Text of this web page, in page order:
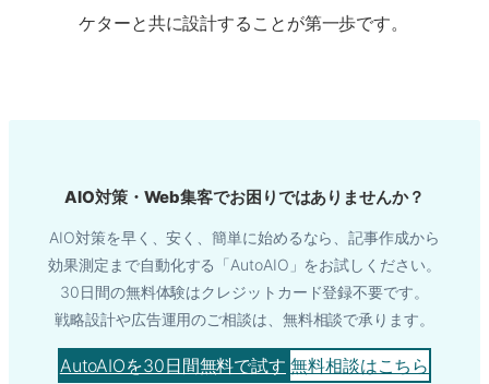
ケターと共に設計することが第一歩です。
AIO対策・Web集客でお困りではありませんか？
AIO対策を早く、安く、簡単に始めるなら、記事作成から
効果測定まで自動化する「AutoAIO」をお試しください。
30日間の無料体験はクレジットカード登録不要です。
戦略設計や広告運用のご相談は、無料相談で承ります。
AutoAIOを30日間無料で試す 無料相談はこちら